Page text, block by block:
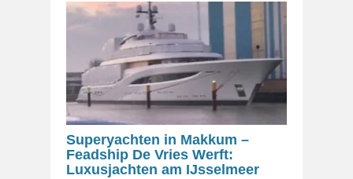
Superyachten in Makkum –
Feadship De Vries Werft:
Luxusjachten am IJsselmeer